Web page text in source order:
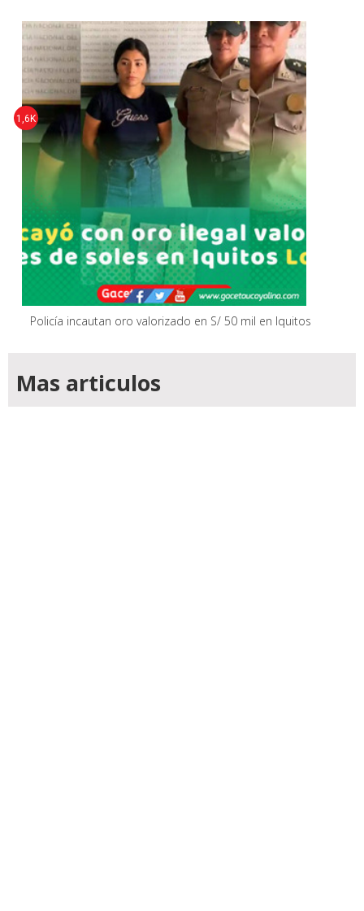
Policía incautan oro valorizado en S/ 50 mil en Iquitos
1,6K
Mas articulos